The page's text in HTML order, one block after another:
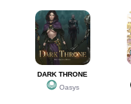
DARK THRONE
Oasys